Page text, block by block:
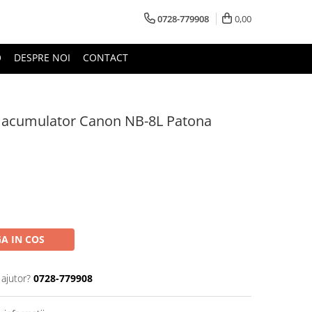
0728-779908 0,00
DESPRE NOI CONTACT
Canon NB-8L Patona
IN COS
0728-779908